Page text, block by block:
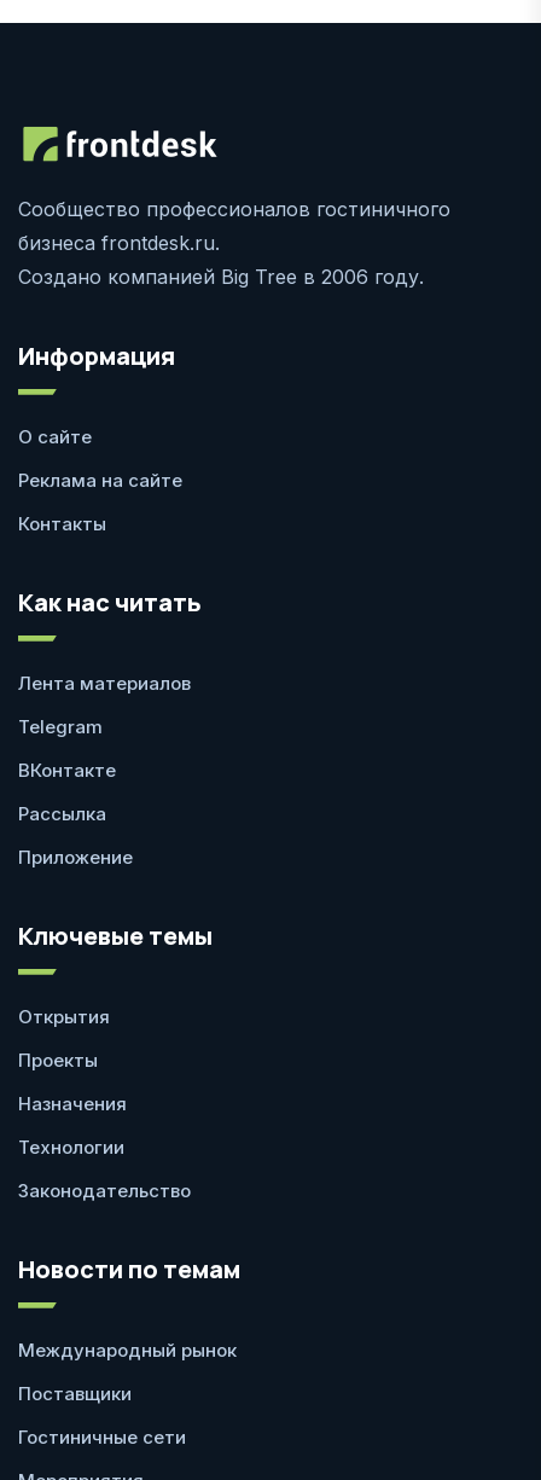
Сообщество профессионалов гостиничного
бизнеса frontdesk.ru.
Создано компанией Big Tree в 2006 году.
Информация
О сайте
Реклама на сайте
Контакты
Как нас читать
Лента материалов
Telegram
ВКонтакте
Рассылка
Приложение
Ключевые темы
Открытия
Проекты
Назначения
Технологии
Законодательство
Новости по темам
Международный рынок
Поставщики
Гостиничные сети